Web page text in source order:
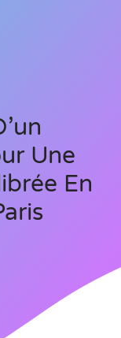
Une
En